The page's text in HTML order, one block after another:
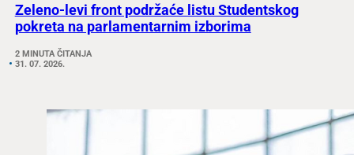
Zeleno-levi front podržaće listu Studentskog
pokreta na parlamentarnim izborima
2 MINUTA ČITANJA
31. 07. 2026.